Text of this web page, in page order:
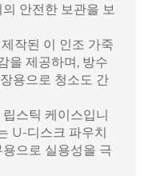
안전한 보관을 보
작된 이 인조 가죽
을 제공하며, 방수
용으로 청소도 간
스틱 케이스입니
U-디스크 파우치
으로 실용성을 극